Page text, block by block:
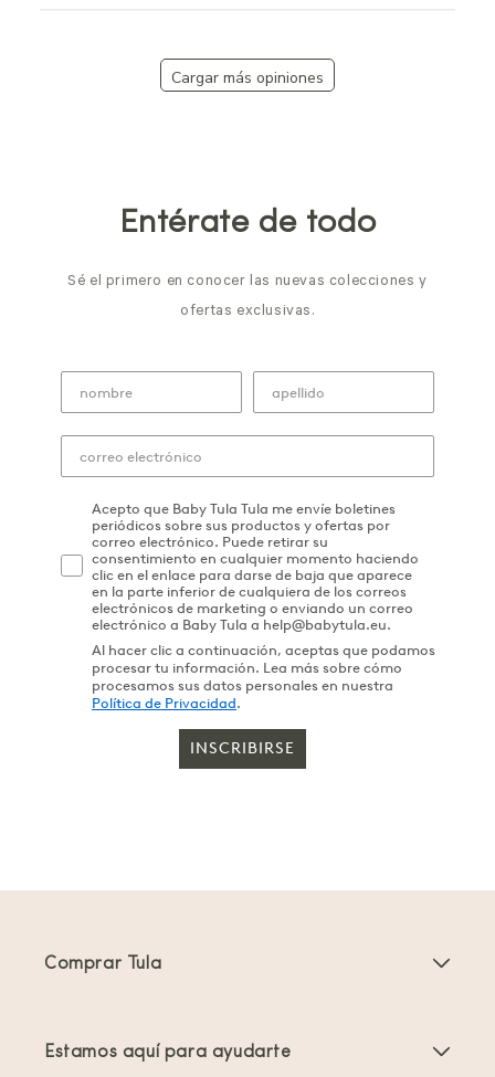
Cargar más opiniones
Entérate de todo
Sé el primero en conocer las nuevas colecciones y
ofertas exclusivas.
Acepto que Baby Tula Tula me envíe boletines
periódicos sobre sus productos y ofertas por
correo electrónico. Puede retirar su
consentimiento en cualquier momento haciendo
clic en el enlace para darse de baja que aparece
en la parte inferior de cualquiera de los correos
electrónicos de marketing o enviando un correo
electrónico a Baby Tula a help@babytula.eu.
Al hacer clic a continuación, aceptas que podamos
procesar tu información. Lea más sobre cómo
procesamos sus datos personales en nuestra
Política de Privacidad.
INSCRIBIRSE
Comprar Tula
Estamos aquí para ayudarte